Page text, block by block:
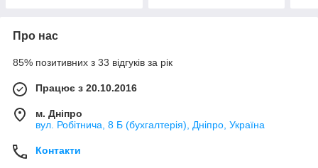
Про нас
85% позитивних з 33 відгуків за рік
Працює з 20.10.2016
м. Дніпро
вул. Робітнича, 8 Б (бухгалтерія), Дніпро, Україна
Контакти